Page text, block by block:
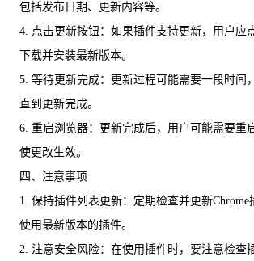
包括发布日期、更新内容等。
4. 点击更新按钮：如果插件支持更新，用户应
下载并安装最新版本。
5. 等待更新完成：更新过程可能需要一段时间
直到更新完成。
6. 重启浏览器：更新完成后，用户可能需要重
使更改生效。
四、注意事项
1. 保持插件列表更新：定期检查并更新
使用最新版本的插件。
2. 注意安全风险：在使用插件时，要注意检查